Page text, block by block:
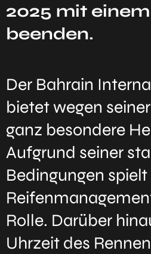
2025 mit
beenden.
Der Bahrain
bietet wegen
ganz besondere
Aufgrund seiner
Bedingungen
Rolle. Darüber
Uhrzeit des